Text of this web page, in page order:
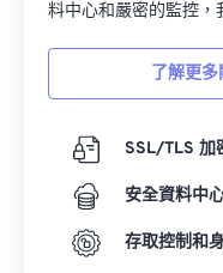
料中心和嚴密的監控，
了解更
SSL/TLS 加
安全資料中
存取控制和